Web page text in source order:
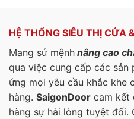
HỆ THỐNG SIÊU THỊ CỬA
Mang sứ mệnh nâng cao
qua việc cung cấp các sản
ứng mọi yêu cầu khắc khe
hàng. SaigonDoor cam kết
hàng sự hài lòng tuyệt